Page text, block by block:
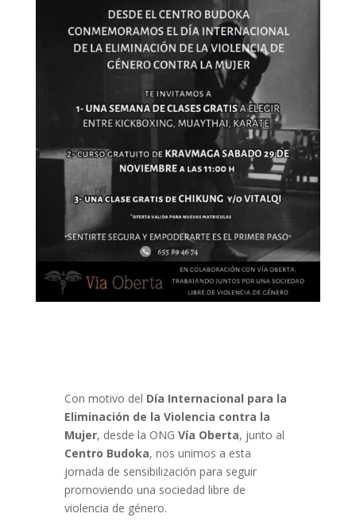
Con motivo del Día Internacional para la
Eliminación de la Violencia contra la
Mujer, desde la ONG Vía Oberta, junto al
Centro Budoka, nos unimos a esta
jornada de sensibilización para seguir
promoviendo una sociedad libre de
violencia de género.